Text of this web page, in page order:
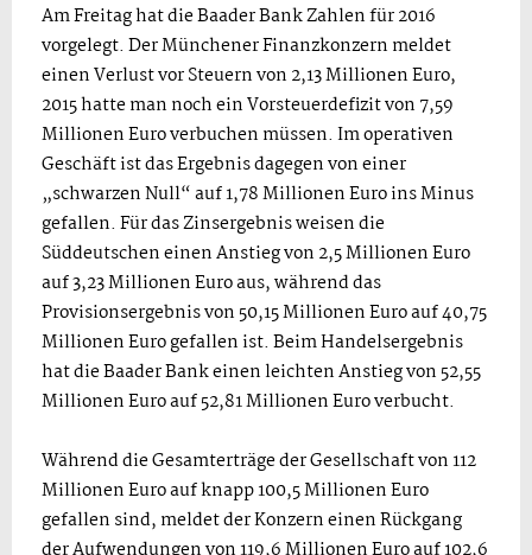
Am Freitag hat die Baader Bank Zahlen für 2016
vorgelegt. Der Münchener Finanzkonzern meldet
einen Verlust vor Steuern von 2,13 Millionen Euro,
2015 hatte man noch ein Vorsteuerdefizit von 7,59
Millionen Euro verbuchen müssen. Im operativen
Geschäft ist das Ergebnis dagegen von einer
„schwarzen Null“ auf 1,78 Millionen Euro ins Minus
gefallen. Für das Zinsergebnis weisen die
Süddeutschen einen Anstieg von 2,5 Millionen Euro
auf 3,23 Millionen Euro aus, während das
Provisionsergebnis von 50,15 Millionen Euro auf 40,75
Millionen Euro gefallen ist. Beim Handelsergebnis
hat die Baader Bank einen leichten Anstieg von 52,55
Millionen Euro auf 52,81 Millionen Euro verbucht.
Während die Gesamterträge der Gesellschaft von 112
Millionen Euro auf knapp 100,5 Millionen Euro
gefallen sind, meldet der Konzern einen Rückgang